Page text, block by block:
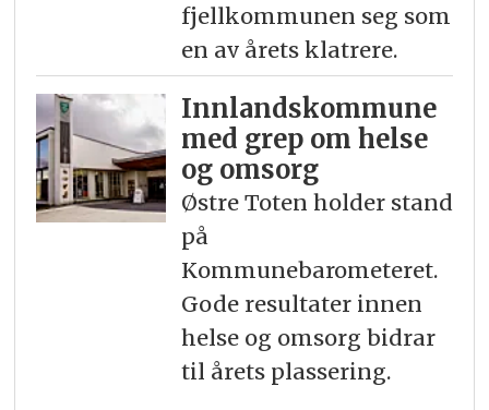
fjellkommunen seg som
en av årets klatrere.
Innlandskommune
med grep om helse
og omsorg
Østre Toten holder stand
på
Kommunebarometeret.
Gode resultater innen
helse og omsorg bidrar
til årets plassering.